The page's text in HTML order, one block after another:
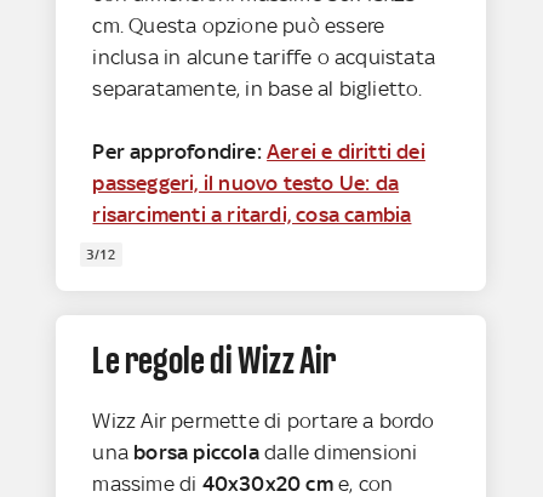
cm. Questa opzione può essere
inclusa in alcune tariffe o acquistata
separatamente, in base al biglietto.
Per approfondire:Aerei e diritti dei
passeggeri, il nuovo testo Ue: da
risarcimenti a ritardi, cosa cambia
3/12
Le regole di Wizz Air
Wizz Air permette di portare a bordo
una borsa piccoladalle dimensioni
massime di 40x30x20 cme, con